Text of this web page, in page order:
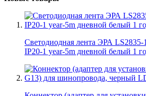
Светодиодная лента ЭРА
IP20-1 year-5m дневной белый 1